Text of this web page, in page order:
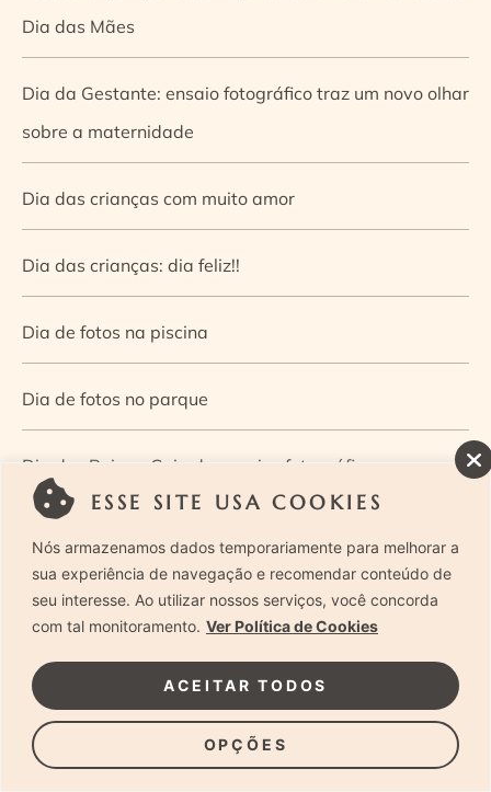
ESSE SITE USA COOKIES
Nós armazenamos dados temporariamente para melhorar a
sua experiência de navegação e recomendar conteúdo de
seu interesse. Ao utilizar nossos serviços, você concorda
com tal monitoramento. Ver Política de Cookies
OPÇÕES
ACEITAR TODOS
Dia das Mães
Dia da Gestante: ensaio fotográfico traz um novo olhar
sobre a maternidade
Dia das crianças com muito amor
Dia das crianças: dia feliz!!
Dia de fotos na piscina
Dia de fotos no parque
Dia dos Pais — Guia de ensaios fotográficos
construir a memória e a identidade da criança
Diário de uma grávida e sua pequena
Dica de especialista: como otimizar o fluxo de trabalho
no ensaio newborn?